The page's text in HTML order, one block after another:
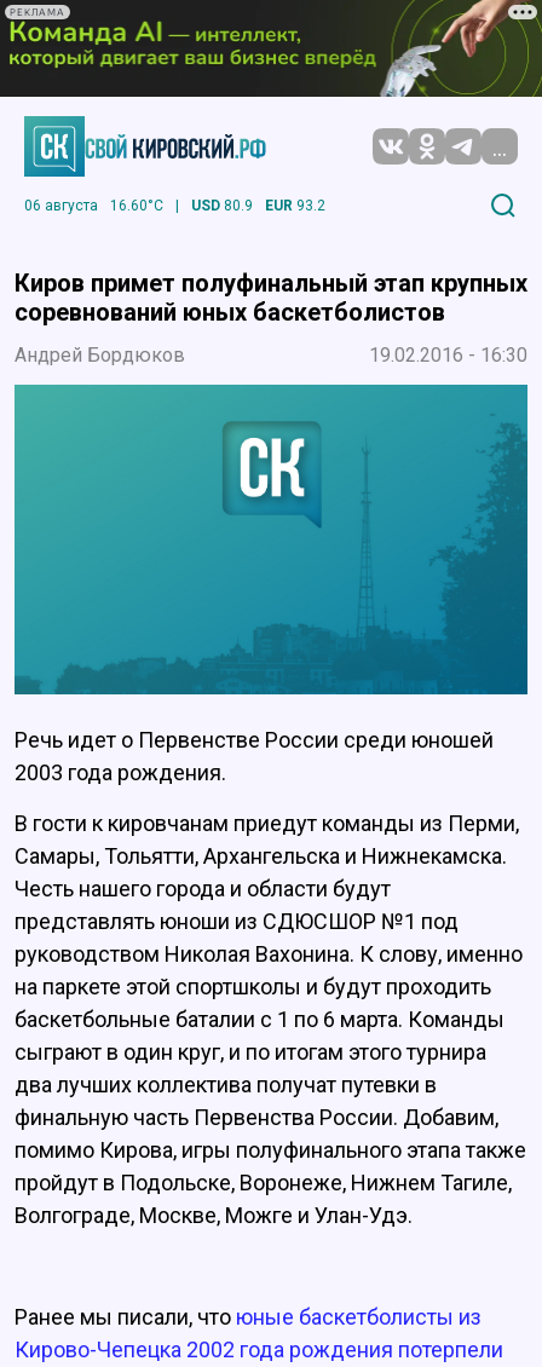
РЕКЛАМА
...
06 августа 16.60°C | USD 80.9 EUR 93.2
Киров примет полуфинальный этап крупных
соревнований юных баскетболистов
Андрей Бордюков 19.02.2016 - 16:30
Речь идет о Первенстве России среди юношей
2003 года рождения.
В гости к кировчанам приедут команды из Перми,
Самары, Тольятти, Архангельска и Нижнекамска.
Честь нашего города и области будут
представлять юноши из СДЮСШОР №1 под
руководством Николая Вахонина. К слову, именно
на паркете этой спортшколы и будут проходить
баскетбольные баталии с 1 по 6 марта. Команды
сыграют в один круг, и по итогам этого турнира
два лучших коллектива получат путевки в
финальную часть Первенства России. Добавим,
помимо Кирова, игры полуфинального этапа также
пройдут в Подольске, Воронеже, Нижнем Тагиле,
Волгограде, Москве, Можге и Улан-Удэ.
Ранее мы писали, что юные баскетболисты из
Кирово-Чепецка 2002 года рождения потерпели